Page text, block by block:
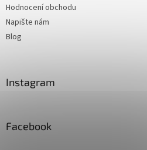
Hodnocení obchodu
Napište nám
Blog
Instagram
Facebook